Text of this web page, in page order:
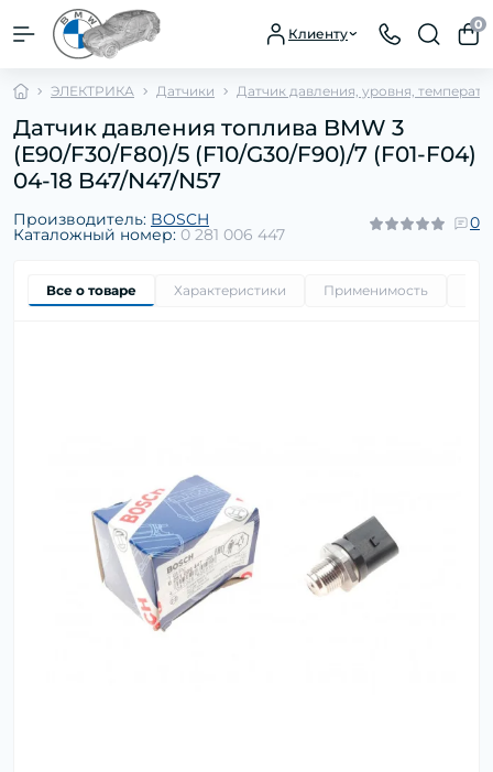
Клиенту
0
ЭЛЕКТРИКА Датчики Датчик давления, уровня,
Датчик давления топлива BMW 3
(E90/F30/F80)/5 (F10/G30/F90)/7 (F01-F04)
04-18 B47/N47/N57
Производитель: BOSCH
Каталожный номер: 0 281 006 447
0
Все о товаре Характеристики Применимость